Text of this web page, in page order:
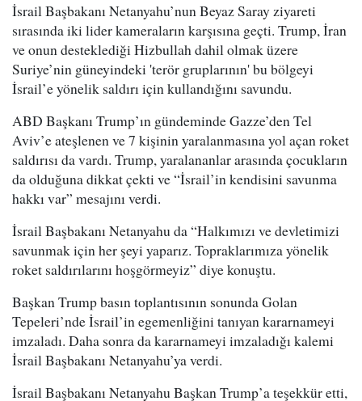
İsrail Başbakanı Netanyahu’nun Beyaz Saray ziyareti
sırasında iki lider kameraların karşısına geçti. Trump, İran
ve onun desteklediği Hizbullah dahil olmak üzere
Suriye’nin güneyindeki 'terör gruplarının' bu bölgeyi
İsrail’e yönelik saldırı için kullandığını savundu.
ABD Başkanı Trump’ın gündeminde Gazze’den Tel
Aviv’e ateşlenen ve 7 kişinin yaralanmasına yol açan roket
saldırısı da vardı. Trump, yaralananlar arasında çocukların
da olduğuna dikkat çekti ve “İsrail’in kendisini savunma
hakkı var” mesajını verdi.
İsrail Başbakanı Netanyahu da “Halkımızı ve devletimizi
savunmak için her şeyi yaparız. Topraklarımıza yönelik
roket saldırılarını hoşgörmeyiz” diye konuştu.
Başkan Trump basın toplantısının sonunda Golan
Tepeleri’nde İsrail’in egemenliğini tanıyan kararnameyi
imzaladı. Daha sonra da kararnameyi imzaladığı kalemi
İsrail Başbakanı Netanyahu’ya verdi.
İsrail Başbakanı Netanyahu Başkan Trump’a teşekkür etti,